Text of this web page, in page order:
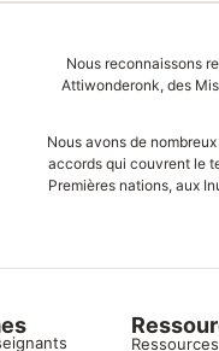
Nous reconnaissons
Attiwonderonk, des
Nous avons de
accords qui couvrent le
Premières nations, aux